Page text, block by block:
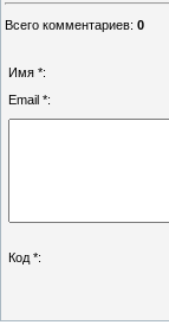
Всего комментариев: 0
Имя *:
Email *:
Код *: